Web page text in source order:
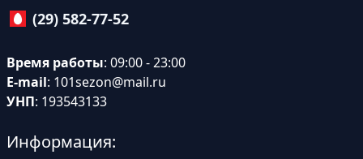
(29) 582-77-52
Время работы: 09:00 - 23:00
E-mail: 101sezon@mail.ru
УНП: 193543133
Информация: